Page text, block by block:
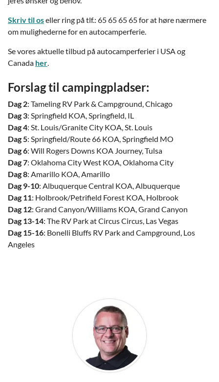
Skriv til oseller ring på tlf.: 65 65 65 65 for at høre nærmere
om mulighederne for en autocamperferie.
Se vores aktuelle tilbud på autocamperferier i USA og
Canada her.
Forslag til campingpladser:
Dag 2: Tameling RV Park & Campground, Chicago
Dag 3: Springfield KOA, Springfield, IL
Dag 4: St. Louis/Granite City KOA, St. Louis
Dag 5: Springfield/Route 66 KOA, Springfield MO
Dag 6: Will Rogers Downs KOA Journey, Tulsa
Dag 7: Oklahoma City West KOA, Oklahoma City
Dag 8: Amarillo KOA, Amarillo
Dag 9-10: Albuquerque Central KOA, Albuquerque
Dag 11: Holbrook/Petrifield Forest KOA, Holbrook
Dag 12: Grand Canyon/Williams KOA, Grand Canyon
Dag 13-14: The RV Park at Circus Circus, Las Vegas
Dag 15-16: Bonelli Bluffs RV Park and Campground, Los
Angeles